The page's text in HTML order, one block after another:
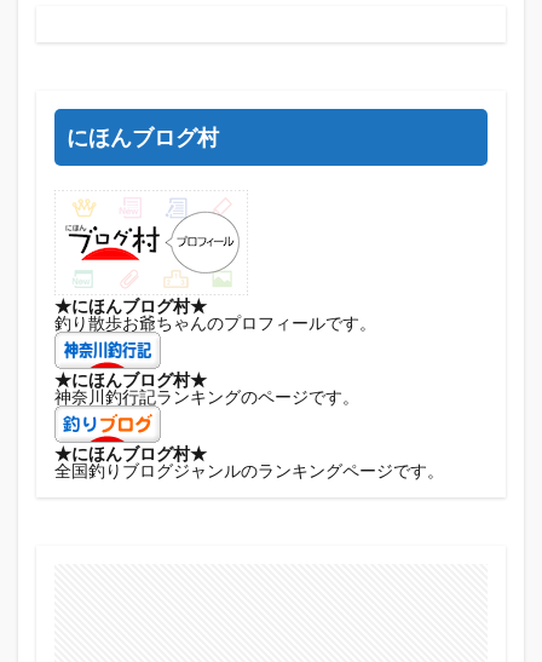
にほんブログ村
★にほんブログ村★
釣り散歩お爺ちゃんのプロフィールです。
★にほんブログ村★
神奈川釣行記ランキングのページです。
★にほんブログ村★
全国釣りブログジャンルのランキングページです。